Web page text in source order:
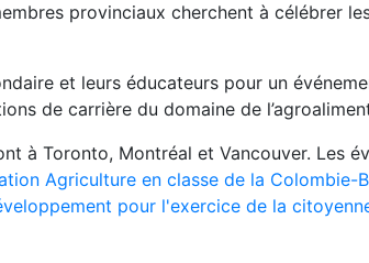
provinciaux cherchent à célébrer
et leurs éducateurs pour un
de carrière du domaine de
à Toronto, Montréal et Vancouver. Les
Agriculture en classe de la Colombie-
pour l'exercice de la